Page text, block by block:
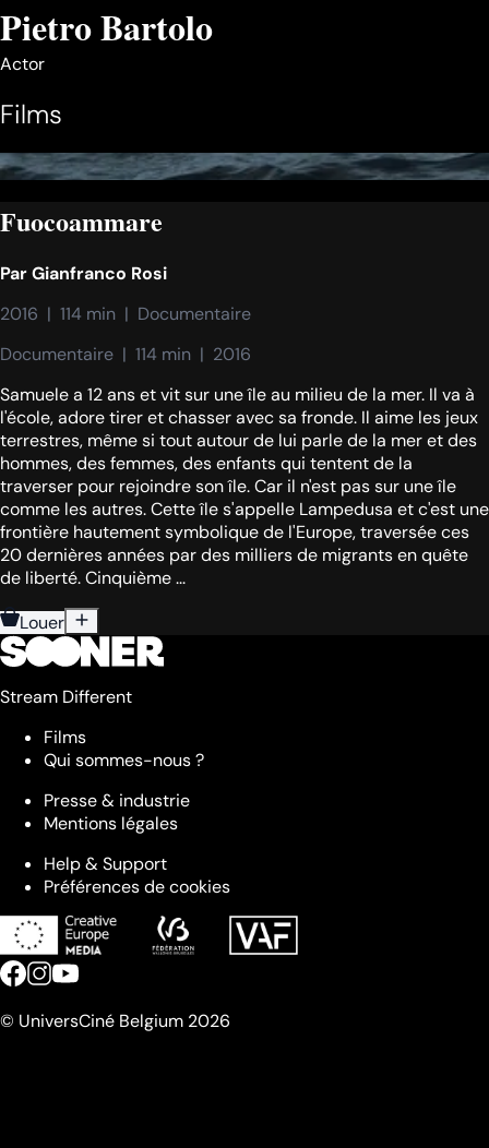
Pietro Bartolo
Actor
Films
Fuocoammare
ParGianfranco Rosi
2016  |  114 min  |  Documentaire
Documentaire  |  114 min  |  2016
Samuele a 12 ans et vit sur une île au milieu de la mer. Il va à
l'école, adore tirer et chasser avec sa fronde. Il aime les jeux
terrestres, même si tout autour de lui parle de la mer et des
hommes, des femmes, des enfants qui tentent de la
traverser pour rejoindre son île. Car il n'est pas sur une île
comme les autres. Cette île s'appelle Lampedusa et c'est une
frontière hautement symbolique de l'Europe, traversée ces
20 dernières années par des milliers de migrants en quête
de liberté. Cinquième ...
Louer
Stream Different
Films
Qui sommes-nous ?
Presse & industrie
Mentions légales
Help & Support
Préférences de cookies
© UniversCiné Belgium 2026